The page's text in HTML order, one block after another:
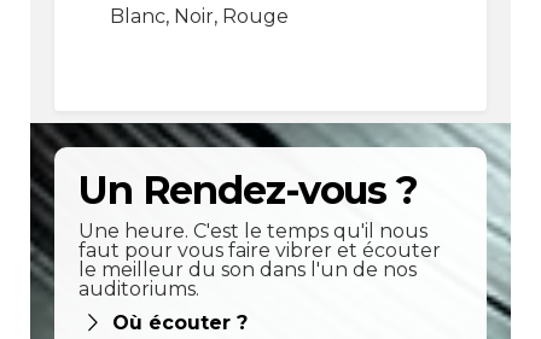
Blanc, Noir, Rouge
Un Rendez-vous ?
Une heure. C'est le temps qu'il nous
faut pour vous faire vibrer et écouter
le meilleur du son dans l'un de nos
auditoriums.
Où écouter ?